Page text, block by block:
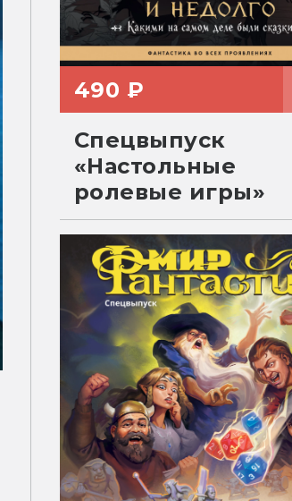
490 ₽
Спецвыпуск
«Настольные
ролевые игры»